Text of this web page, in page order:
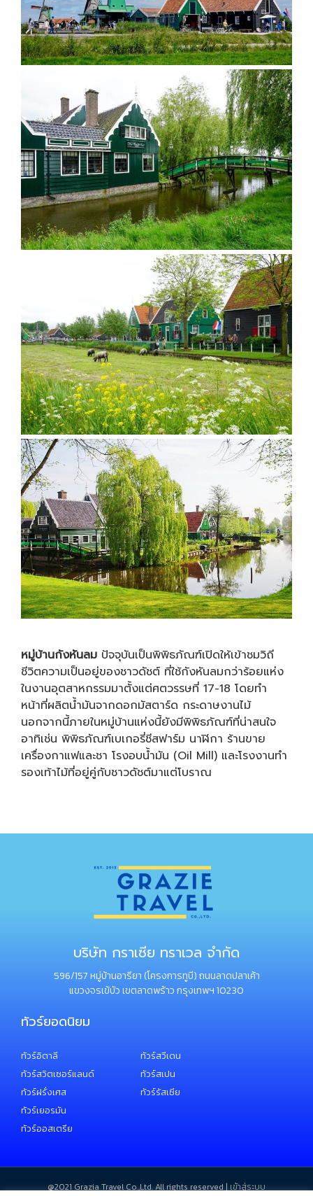
หมู่บ้านกังหันลม ปัจจุบันเป็นพิพิธภัณฑ์เปิดให้เข้าชมวิถี
ชีวิตความเป็นอยู่ของชาวดัชต์ ที่ใช้กังหันลมกว่าร้อยแห่ง
ในงานอุตสาหกรรมมาตั้งแต่ศตวรรษที่ 17-18 โดยทำ
หน้าที่ผลิตน้ำมันจากดอกมัสตาร์ด กระดาษงานไม้
นอกจากนี้ภายในหมู่บ้านแห่งนี้ยังมีพิพิธภัณฑ์ที่น่าสนใจ
อาทิเช่น พิพิธภัณฑ์เบเกอรี่ชีสฟาร์ม นาฬิกา ร้านขาย
เครื่องกาแฟและชา โรงอบน้ำมัน (Oil Mill) และโรงงานทำ
รองเท้าไม้ที่อยู่คู่กับชาวดัชต์มาแต่โบราณ
บริษัท กราเซีย ทราเวล จำกัด
596/157 หมู่บ้านอารียา (โครงการทูบี) ถนนลาดปลาเค้า
แขวงจรเข้บัว เขตลาดพร้าว กรุงเทพฯ 10230
ทัวร์ยอดนิยม
ทัวร์อิตาลี
ทัวร์สวิตเซอร์แลนด์
ทัวร์ฝรั่งเศส
ทัวร์เยอรมัน
ทัวร์ออสเตรีย
ทัวร์สวีเดน
ทัวร์สเปน
ทัวร์รัสเซีย
@2021 ​Grazia Travel Co.,Ltd. All rights reserved | เข้าสู่ระบบ